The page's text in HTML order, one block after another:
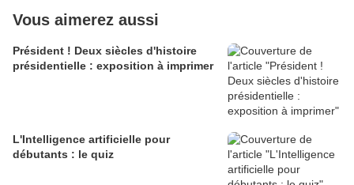
Vous aimerez aussi
Président ! Deux siècles d'histoire
présidentielle : exposition à imprimer
L'Intelligence artificielle pour
débutants : le quiz